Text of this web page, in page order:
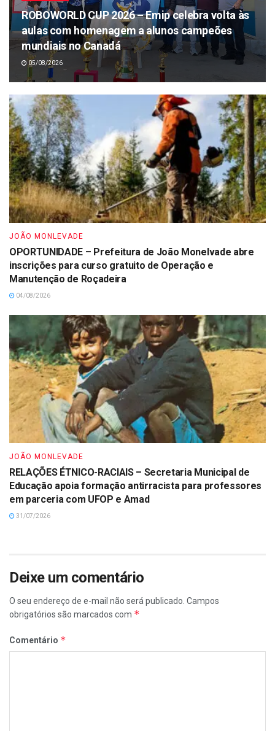
ROBOWORLD CUP 2026 – Emip celebra volta às
aulas com homenagem a alunos campeões
mundiais no Canadá
05/08/2026
JOÃO MONLEVADE
OPORTUNIDADE – Prefeitura de João Monelvade abre
inscrições para curso gratuito de Operação e
Manutenção de Roçadeira
04/08/2026
JOÃO MONLEVADE
RELAÇÕES ÉTNICO-RACIAIS – Secretaria Municipal de
Educação apoia formação antirracista para professores
em parceria com UFOP e Amad
31/07/2026
Deixe um comentário
O seu endereço de e-mail não será publicado. Campos
obrigatórios são marcados com *
Comentário *